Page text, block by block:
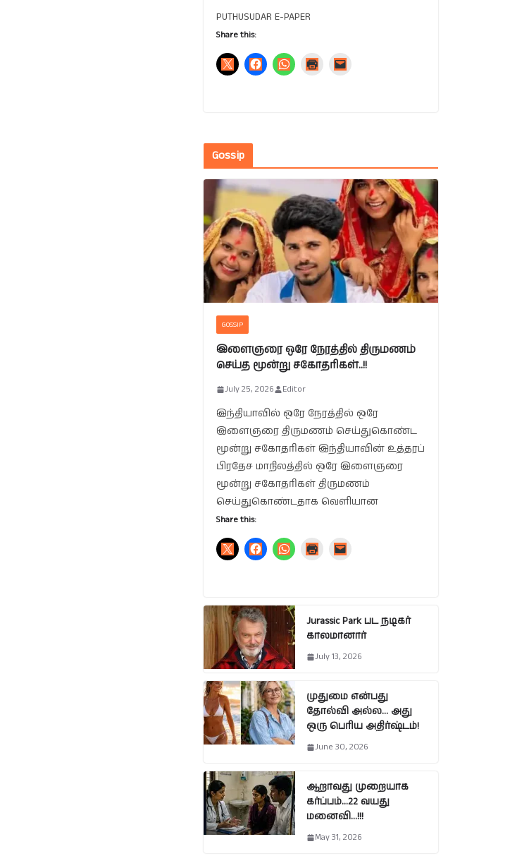
PUTHUSUDAR E-PAPER
Share this:
Gossip
GOSSIP
இளைஞரை ஒரே நேரத்தில் திருமணம்
செய்த மூன்று சகோதரிகள்..!!
July 25, 2026 Editor
இந்தியாவில் ஒரே நேரத்தில் ஒரே
இளைஞரை திருமணம் செய்துகொண்ட
மூன்று சகோதரிகள் இந்தியாவின் உத்தரப்
பிரதேச மாநிலத்தில் ஒரே இளைஞரை
மூன்று சகோதரிகள் திருமணம்
செய்துகொண்டதாக வெளியான
Share this:
Jurassic Park பட நடிகர்
காலமானார்
July 13, 2026
முதுமை என்பது
தோல்வி அல்ல… அது
ஒரு பெரிய அதிர்ஷ்டம்!
June 30, 2026
ஆறாவது முறையாக
கர்ப்பம்…22 வயது
மனைவி…!!!
May 31, 2026